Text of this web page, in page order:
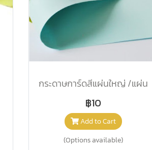
กระดาษการ์ดสีแผ่นใหญ่ /แผ่น
฿10
Add to Cart
(Options available)